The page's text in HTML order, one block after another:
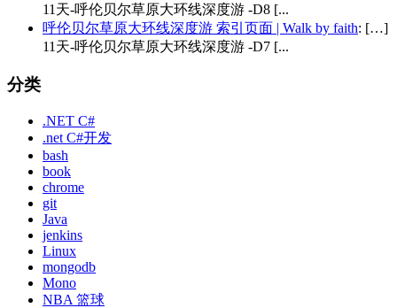
11天-呼伦贝尔草原大环线深度游 -D8 [...
呼伦贝尔草原大环线深度游 索引页面 | Walk by faith: […]
11天-呼伦贝尔草原大环线深度游 -D7 [...
分类
.NET C#
.net C#开发
bash
book
chrome
git
Java
jenkins
Linux
mongodb
Mono
NBA 篮球